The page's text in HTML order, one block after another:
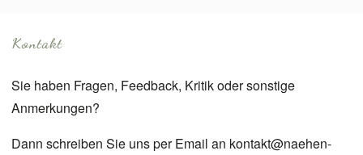
Kontakt
Sie haben Fragen, Feedback, Kritik oder sonstige
Anmerkungen?
Dann schreiben Sie uns per Email an kontakt@naehen-